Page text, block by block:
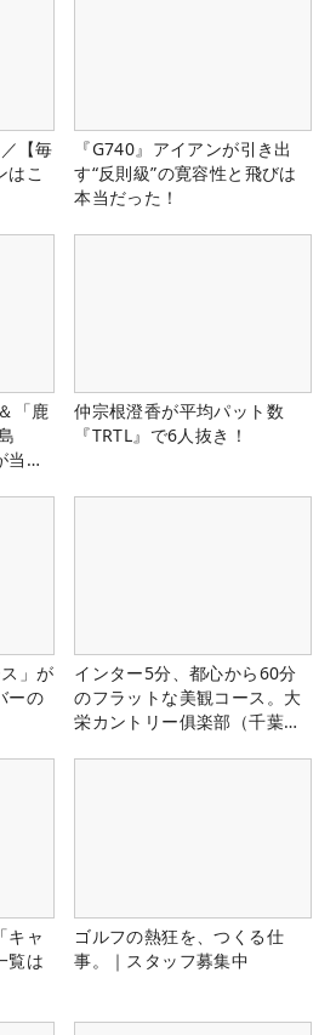
【毎
はこ
『G740』アイアンが引き出
す“反則級”の寛容性と飛びは
本当だった！
「鹿
当た
仲宗根澄香が平均パット数
『TRTL』で6人抜き！
」が
ーの
インター5分、都心から60分
のフラットな美観コース。大
栄カントリー俱楽部（千葉
キャ
覧は
ゴルフの熱狂を、つくる仕
事。｜スタッフ募集中